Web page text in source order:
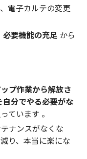
電子カルテの変更
必要機能の充足 から
プ作業から解放さ
分でやる必要がな
ています 。
ナンスがなくな
り、本当に楽にな